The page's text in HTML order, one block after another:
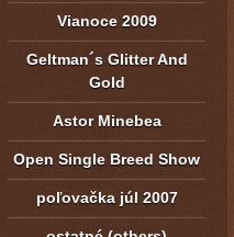
Vianoce 2009
Geltman´s Glitter And
Gold
Astor Minebea
Open Single Breed Show
poľovačka júl 2007